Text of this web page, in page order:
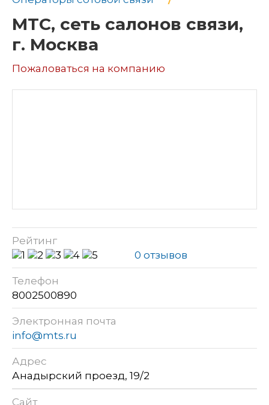
МТС, сеть салонов связи,
г. Москва
Пожаловаться на компанию
Рейтинг
0 отзывов
Телефон
8002500890
Электронная почта
info@mts.ru
Адрес
Анадырский проезд, 19/2
Сайт